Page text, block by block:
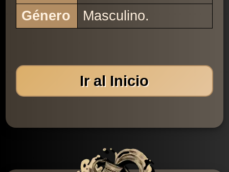
Género
Masculino.
Ir al Inicio